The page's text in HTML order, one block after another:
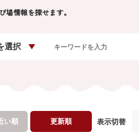
場情報を探せます。
選択
い順 更新順 表示切替